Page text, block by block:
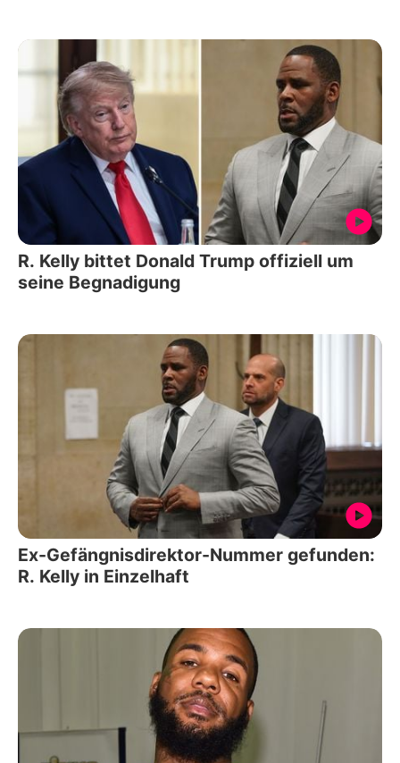
R. Kelly bittet Donald Trump offiziell um
seine Begnadigung
Ex-Gefängnisdirektor-Nummer gefunden:
R. Kelly in Einzelhaft